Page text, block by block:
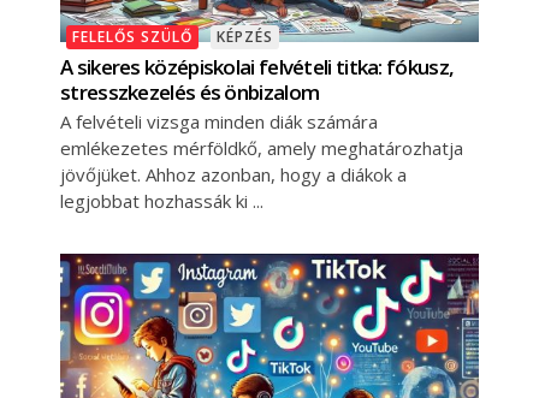
FELELŐS SZÜLŐ KÉPZÉS
A sikeres középiskolai felvételi titka: fókusz,
stresszkezelés és önbizalom
A felvételi vizsga minden diák számára
emlékezetes mérföldkő, amely meghatározhatja
jövőjüket. Ahhoz azonban, hogy a diákok a
legjobbat hozhassák ki